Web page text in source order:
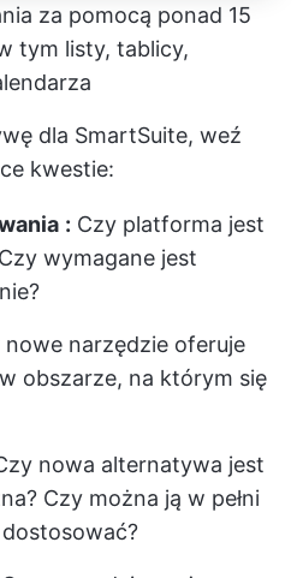
za pomocą ponad 15
tym listy, tablicy,
dla SmartSuite, weź
kwestie:
: Czy platforma jest
wymagane jest
nowe narzędzie oferuje
obszarze, na którym się
nowa alternatywa jest
Czy można ją w pełni